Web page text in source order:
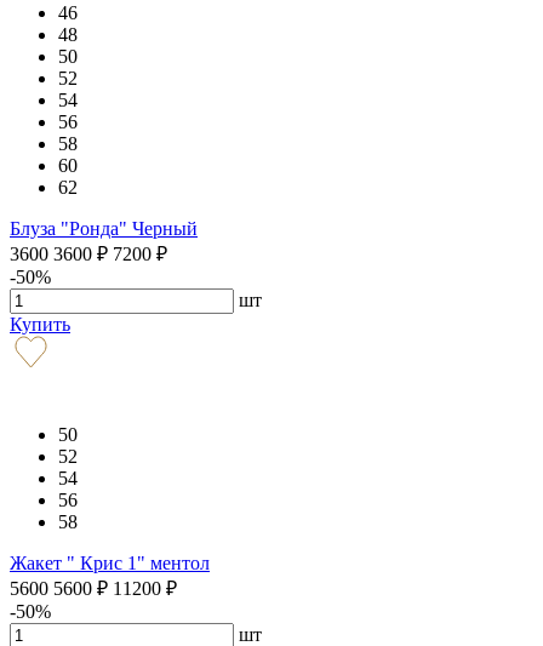
46
48
50
52
54
56
58
60
62
Блуза "Ронда" Черный
3600 3600 ₽ 7200 ₽
-50%
шт
Купить
50
52
54
56
58
Жакет " Крис 1" ментол
5600 5600 ₽ 11200 ₽
-50%
шт